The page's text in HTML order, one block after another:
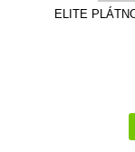
ELITE